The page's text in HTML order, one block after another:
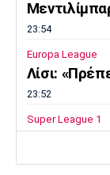
23:54
Europa League
Λίσι:
23:52
Super League 1